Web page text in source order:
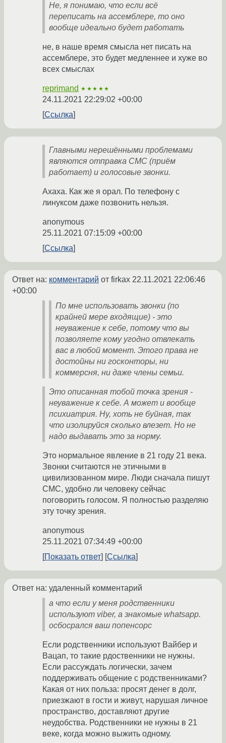
Не, я понимаю, что если всё
переписать на ассемблере, то оно
вообще идеально будет работать
не, в наше время смысла нет писать на
ассемблере, это будет медленнее и хуже во
всех смыслах
reprimand ★★★★★
24.11.2021 22:29:02 +00:00
Ссылка
Главными нерешёнными проблемами
являются отправка СМС (приём
работает) и голосовые звонки.
Ахаха. Как же я орал. По телефону с
линуксом даже позвонить нельзя.
anonymous
25.11.2021 07:15:09 +00:00
Ссылка
Ответ на: комментарий от firkax 22.11.2021 22:06:46
+00:00
По мне использовать звонки (по
крайней мере входящие) - это
неуважение к себе, потому что вы
позволяете кому угодно отвлекать
вас в любой момент. Этого права не
достойны ни госконторы, ни
коммерсня, ни даже члены семьи.
Это описанная тобой точка зрения -
неуважение к себе. А может и вообще
психиатрия. Ну, хоть не буйная, так
что изолируйся сколько влезет. Но не
надо выдавать это за норму.
Это нормальное явление в 21 году 21 века.
Звонки считаются не этичными в
цивилизованном мире. Люди сначала пишут
СМС, удобно ли человеку сейчас
поговорить голосом. Я полностью разделяю
эту точку зрения.
anonymous
25.11.2021 07:34:49 +00:00
Показать ответ
Ссылка
Ответ на: удаленный комментарий
а что если у меня родственники
используют viber, а знакомые whatsapp.
осбосрался ваш попенсорс
Если родственники используют Вайбер и
Вацап, то такие рдоственники не нужны.
Если рассуждать логически, зачем
поддерживать общение с родственниками?
Какая от них польза: просят денег в долг,
приезжают в гости и живут, нарушая личное
пространство, доставляют другие
неудобства. Родственники не нужны в 21
веке, когда можно выжить одному.